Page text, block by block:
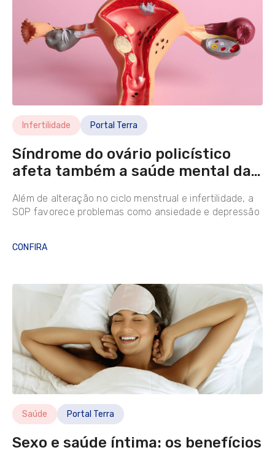
Infertilidade Portal Terra
Síndrome do ovário policístico
afeta também a saúde mental das
Além de alteração no ciclo menstrual e infertilidade, a
SOP favorece problemas como ansiedade e depressão
CONFIRA
Saúde Portal Terra
Sexo e saúde íntima: os benefícios